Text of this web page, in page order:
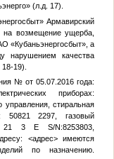
(л.д. 17).
Армавирский
на возмещение ущерба,
«Кубаньэнергосбыт», а
нарушением качества
19).
№ от 05.07.2016 года:
приборах:
управления, стиральная
2297, газовый
21 3 E S/N:8253803,
<адрес>имеются
по назначению.